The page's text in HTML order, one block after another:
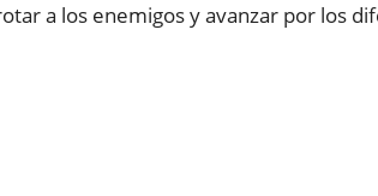
a los enemigos y avanzar por los